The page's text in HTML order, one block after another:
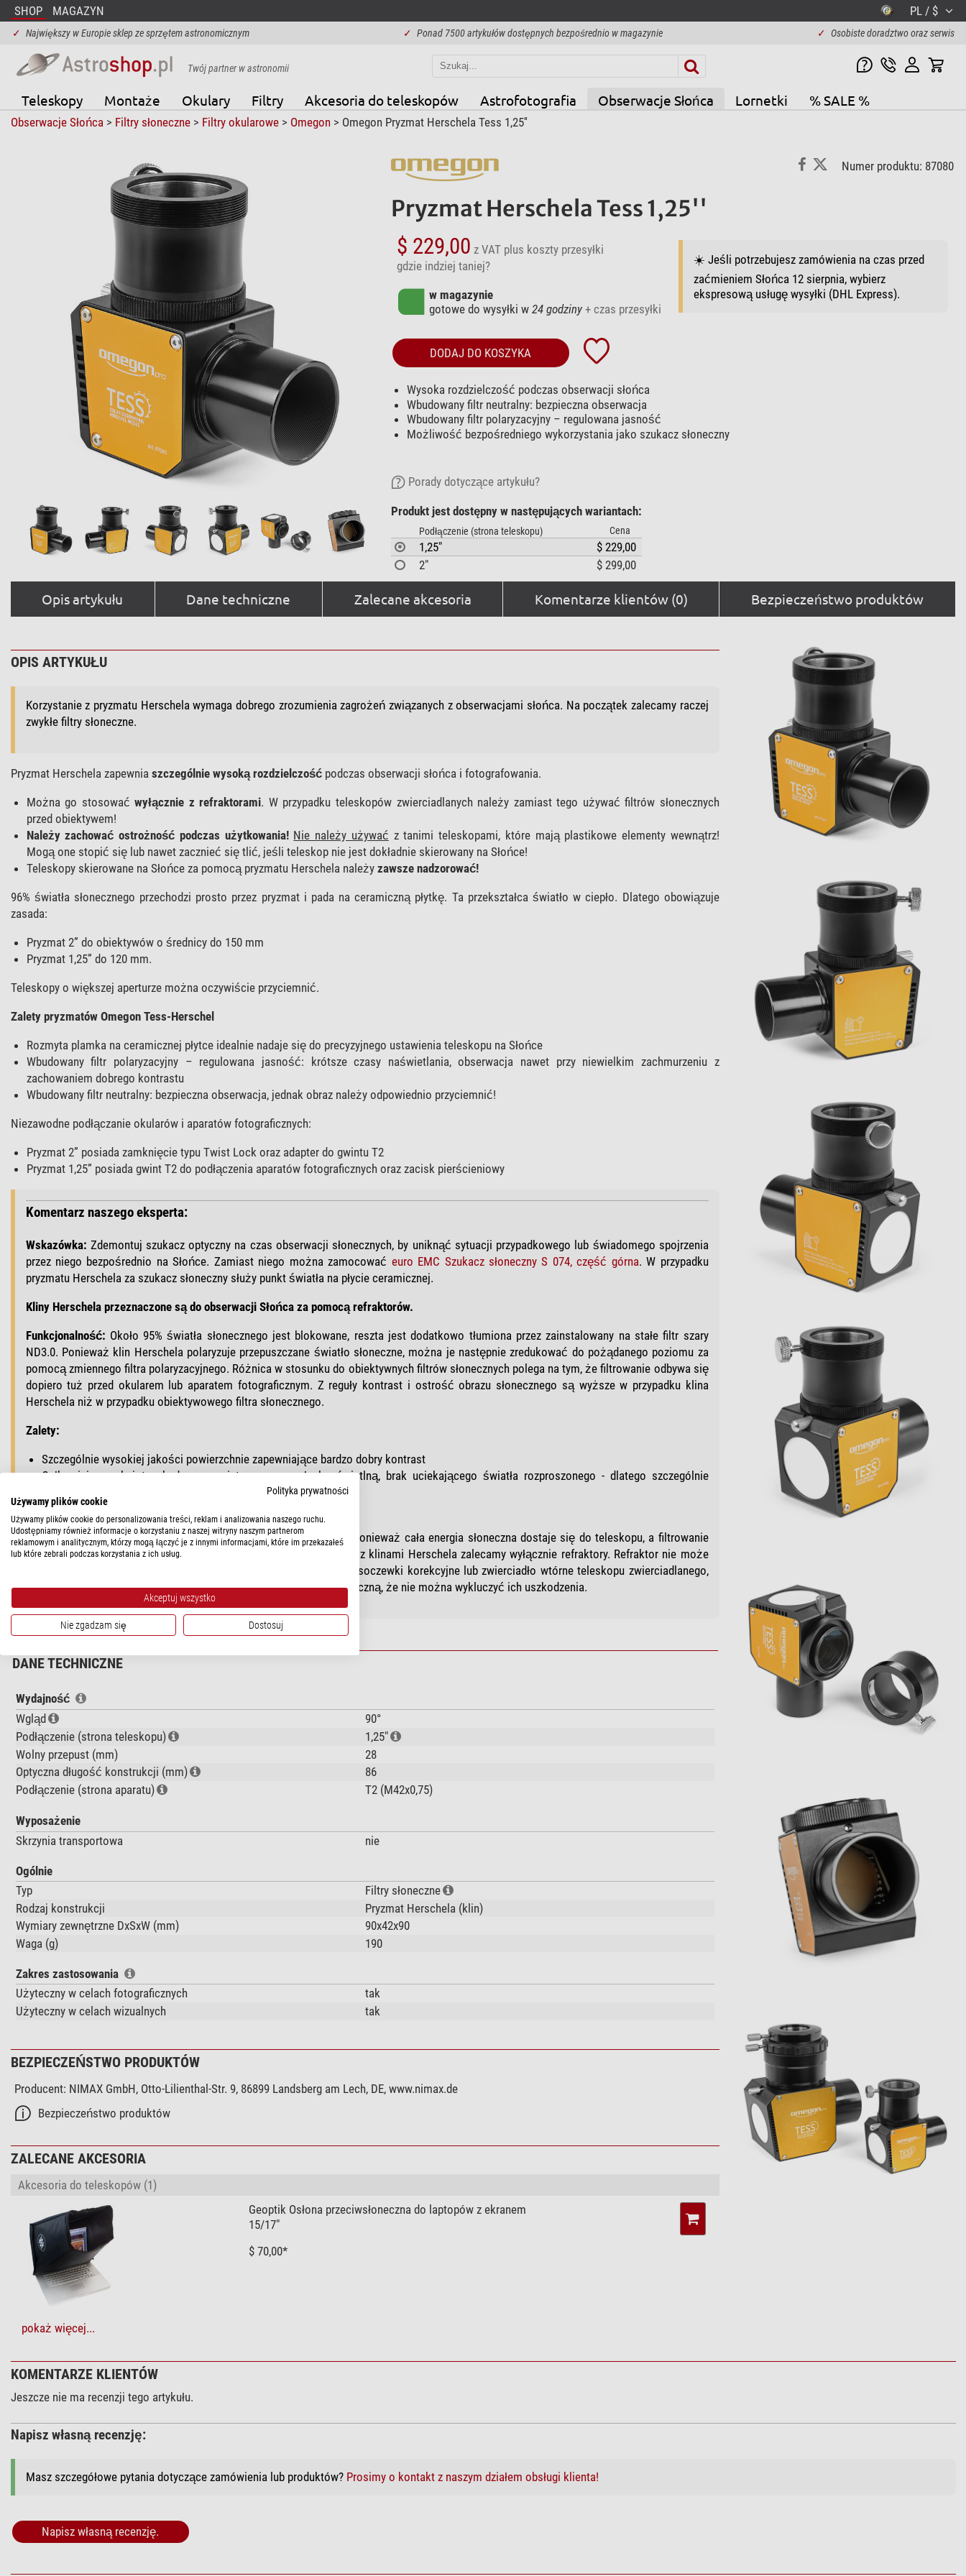
SHOP MAGAZYN PL / $
✓ Największy w Europie sklep ze sprzętem astronomicznym ✓ Ponad 7500 artykułów dostępnych bezpośrednio w magazynie ✓ Osobiste doradztwo oraz serwis
Twój partner w astronomii
Teleskopy Montaże Okulary Filtry Akcesoria do teleskopów Astrofotografia Obserwacje Słońca Lornetki % SALE %
Obserwacje Słońca > Filtry słoneczne> Filtry okularowe> Omegon> Omegon Pryzmat Herschela Tess 1,25''
Numer produktu: 87080
Pryzmat Herschela Tess 1,25''
$ 229,00 z VAT plus koszty przesyłki
gdzie indziej taniej?
w magazynie
gotowe do wysyłki w 24 godziny + czas przesyłki
☀️ Jeśli potrzebujesz zamówienia na czas przed
zaćmieniem Słońca 12 sierpnia, wybierz
ekspresową usługę wysyłki (DHL Express).
DODAJ DO KOSZYKA
Wysoka rozdzielczość podczas obserwacji słońca
Wbudowany filtr neutralny: bezpieczna obserwacja
Wbudowany filtr polaryzacyjny – regulowana jasność
Możliwość bezpośredniego wykorzystania jako szukacz słoneczny
Porady dotyczące artykułu?
Produkt jest dostępny w następujących wariantach:
Podłączenie (strona teleskopu) Cena
1,25"
$ 229,00
2"
$ 299,00
Opis artykułu Dane techniczne Zalecane akcesoria Komentarze klientów (0) Bezpieczeństwo produktów
OPIS ARTYKUŁU
Korzystanie z pryzmatu Herschela wymaga dobrego zrozumienia zagrożeń związanych z obserwacjami słońca. Na początek zalecamy raczej
zwykłe filtry słoneczne.
Pryzmat Herschela zapewnia szczególnie wysoką rozdzielczośćpodczas obserwacji słońca i fotografowania.
Można go stosowaćwyłącznie z refraktorami. W przypadku teleskopów zwierciadlanych należy zamiast tego używać filtrów słonecznych
przed obiektywem!
Należy zachować ostrożność podczas użytkowania! Nie należy używać z tanimi teleskopami, które mają plastikowe elementy wewnątrz!
Mogą one stopić się lub nawet zacznieć się tlić, jeśli teleskop nie jest dokładnie skierowany na Słońce!
Teleskopy skierowane na Słońce za pomocą pryzmatu Herschela należy zawsze nadzorować!
96% światła słonecznego przechodzi prosto przez pryzmat i pada na ceramiczną płytkę. Ta przekształca światło w ciepło. Dlatego obowiązuje
zasada:
Pryzmat 2” do obiektywów o średnicy do 150 mm
Pryzmat 1,25” do 120 mm.
Teleskopy o większej aperturze można oczywiście przyciemnić.
Zalety pryzmatów Omegon Tess-Herschel
Rozmyta plamka na ceramicznej płytce idealnie nadaje się do precyzyjnego ustawienia teleskopu na Słońce
Wbudowany filtr polaryzacyjny – regulowana jasność: krótsze czasy naświetlania, obserwacja nawet przy niewielkim zachmurzeniu z
zachowaniem dobrego kontrastu
Wbudowany filtr neutralny: bezpieczna obserwacja, jednak obraz należy odpowiednio przyciemnić!
Niezawodne podłączanie okularów i aparatów fotograficznych:
Pryzmat 2” posiada zamknięcie typu Twist Lock oraz adapter do gwintu T2
Pryzmat 1,25” posiada gwint T2 do podłączenia aparatów fotograficznych oraz zacisk pierścieniowy
Komentarz naszego eksperta:
Wskazówka: Zdemontuj szukacz optyczny na czas obserwacji słonecznych, by uniknąć sytuacji przypadkowego lub świadomego spojrzenia
przez niego bezpośrednio na Słońce. Zamiast niego można zamocować euro EMC Szukacz słoneczny S 074, część górna. W przypadku
pryzmatu Herschela za szukacz słoneczny służy punkt światła na płycie ceramicznej.
Kliny Herschela przeznaczone są do obserwacji Słońca za pomocą refraktorów.
Funkcjonalność: Około 95% światła słonecznego jest blokowane, reszta jest dodatkowo tłumiona przez zainstalowany na stałe filtr szary
ND3.0. Ponieważ klin Herschela polaryzuje przepuszczane światło słoneczne, można je następnie zredukować do pożądanego poziomu za
pomocą zmiennego filtra polaryzacyjnego. Różnica w stosunku do obiektywnych filtrów słonecznych polega na tym, że filtrowanie odbywa się
dopiero tuż przed okularem lub aparatem fotograficznym. Z reguły kontrast i ostrość obrazu słonecznego są wyższe w przypadku klina
Herschela niż w przypadku obiektywowego filtra słonecznego.
Zalety:
Szczególnie wysokiej jakości powierzchnie zapewniające bardzo dobry kontrast
Całkowicie zamknięta obudowa ze zintegrowaną pułapką świetlną, brak uciekającego światła rozproszonego - dlatego szczególnie
absolutnie niezbędny filtr ND3.0 jest już zainstalowany na stałe
Może być używany tylko z refraktorami o aperturze do 150 mm:
Ponieważ cała energia słoneczna dostaje się do teleskopu, a filtrowanie
odbywa się tylko na krótko przed płaszczyzną ogniskową, do pracy z klinami Herschela zalecamy wyłącznie refraktory. Refraktor nie może
posiadać tylnej soczewki korekcyjnej. Elementy optyczne, takie jak soczewki korekcyjne lub zwierciadło wtórne teleskopu zwierciadlanego,
zostałyby tak mocno podgrzane przez skoncentrowaną energię słoneczną, że nie można wykluczyć ich uszkodzenia.
DANE TECHNICZNE
Wydajność
Wgląd
90°
Podłączenie (strona teleskopu)
1,25"
Wolny przepust (mm)
28
Optyczna długość konstrukcji (mm)
86
Podłączenie (strona aparatu)
T2 (M42x0,75)
Wyposażenie
Skrzynia transportowa
nie
Ogólnie
Typ
Filtry słoneczne
Rodzaj konstrukcji
Pryzmat Herschela (klin)
Wymiary zewnętrzne DxSxW (mm)
90x42x90
Waga (g)
190
Zakres zastosowania
Użyteczny w celach fotograficznych
tak
Użyteczny w celach wizualnych
tak
BEZPIECZEŃSTWO PRODUKTÓW
Producent: NIMAX GmbH, Otto-Lilienthal-Str. 9, 86899 Landsberg am Lech, DE, www.nimax.de
Bezpieczeństwo produktów
ZALECANE AKCESORIA
Akcesoria do teleskopów (1)
Geoptik Osłona przeciwsłoneczna do laptopów z ekranem
15/17"
$ 70,00*
Filtry (3)
+ Inne akcesoria w tej kategorii: 2
+ Inne akcesoria w tej kategorii: 1
pokaż więcej...
KOMENTARZE KLIENTÓW
Jeszcze nie ma recenzji tego artykułu.
Napisz własną recenzję:
Masz szczegółowe pytania dotyczące zamówienia lub produktów? Prosimy o kontakt z naszym działem obsługi klienta!
Napisz własną recenzję.
Polityka prywatności
Używamy plików cookie
Używamy plików cookie do personalizowania treści, reklam i analizowania naszego ruchu.
Udostępniamy również informacje o korzystaniu z naszej witryny naszym partnerom
reklamowym i analitycznym, którzy mogą łączyć je z innymi informacjami, które im przekazałeś
lub które zebrali podczas korzystania z ich usług.
Akceptuj wszystko
Nie zgadzam się Dostosuj